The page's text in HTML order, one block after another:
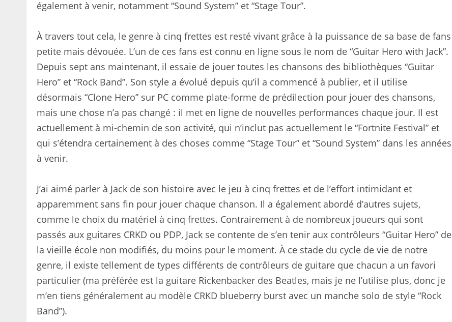
également à venir, notamment “Sound System” et “Stage Tour”.
À travers tout cela, le genre à cinq frettes est resté vivant grâce à la puissance de sa base de fans
petite mais dévouée. L’un de ces fans est connu en ligne sous le nom de “Guitar Hero with Jack”.
Depuis sept ans maintenant, il essaie de jouer toutes les chansons des bibliothèques “Guitar
Hero” et “Rock Band”. Son style a évolué depuis qu’il a commencé à publier, et il utilise
désormais “Clone Hero” sur PC comme plate-forme de prédilection pour jouer des chansons,
mais une chose n’a pas changé : il met en ligne de nouvelles performances chaque jour. Il est
actuellement à mi-chemin de son activité, qui n’inclut pas actuellement le “Fortnite Festival” et
qui s’étendra certainement à des choses comme “Stage Tour” et “Sound System” dans les années
à venir.
J’ai aimé parler à Jack de son histoire avec le jeu à cinq frettes et de l’effort intimidant et
apparemment sans fin pour jouer chaque chanson. Il a également abordé d’autres sujets,
comme le choix du matériel à cinq frettes. Contrairement à de nombreux joueurs qui sont
passés aux guitares CRKD ou PDP, Jack se contente de s’en tenir aux contrôleurs “Guitar Hero” de
la vieille école non modifiés, du moins pour le moment. À ce stade du cycle de vie de notre
genre, il existe tellement de types différents de contrôleurs de guitare que chacun a un favori
particulier (ma préférée est la guitare Rickenbacker des Beatles, mais je ne l’utilise plus, donc je
m’en tiens généralement au modèle CRKD blueberry burst avec un manche solo de style “Rock
Band”).